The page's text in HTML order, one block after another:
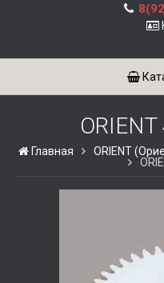
Главная ORIENT